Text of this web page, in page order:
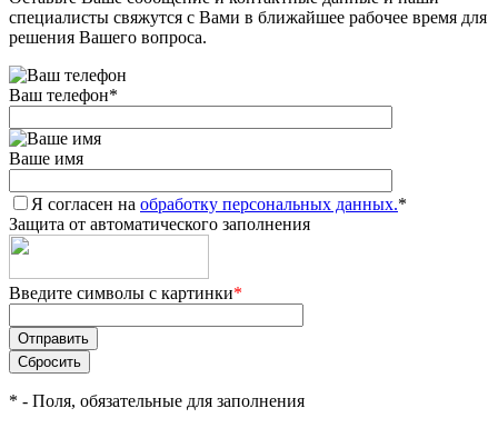
специалисты свяжутся с Вами в ближайшее рабочее время для
решения Вашего вопроса.
Ваш телефон*
Ваше имя
Я согласен на обработку персональных данных.*
Защита от автоматического заполнения
Введите символы с картинки*
* - Поля, обязательные для заполнения